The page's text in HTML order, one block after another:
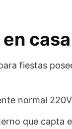
casa
fiestas
normal
que capta